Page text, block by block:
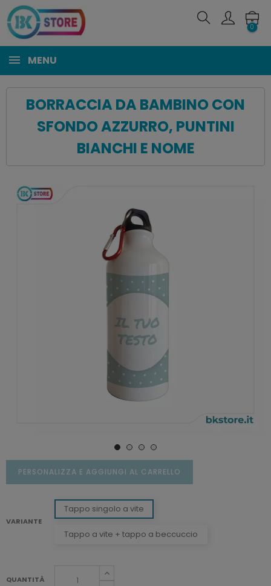
0
MENU
BORRACCIA DA BAMBINO CON
SFONDO AZZURRO, PUNTINI
BIANCHI E NOME
PERSONALIZZA E AGGIUNGI AL CARRELLO
VARIANTE
Tappo singolo a vite
Tappo a vite + tappo a beccuccio
QUANTITÀ